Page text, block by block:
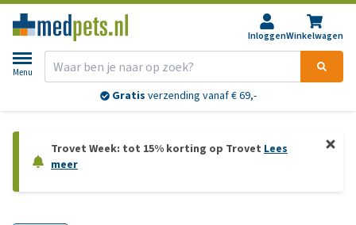
InloggenWinkelwagen
Menu
Gratis verzending vanaf € 69,-
Trovet Week: tot 15% korting op Trovet Lees
meer